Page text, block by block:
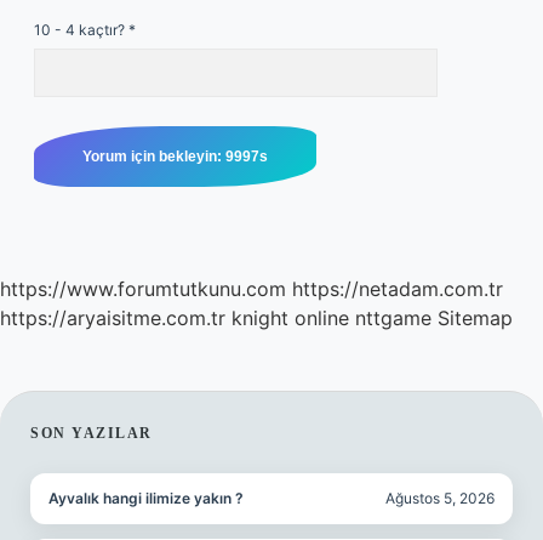
10 - 4 kaçtır? *
https://www.forumtutkunu.com https://netadam.com.tr
https://aryaisitme.com.tr knight online nttgame Sitemap
SIDEBAR
SON YAZILAR
Ayvalık hangi ilimize yakın ? Ağustos 5, 2026